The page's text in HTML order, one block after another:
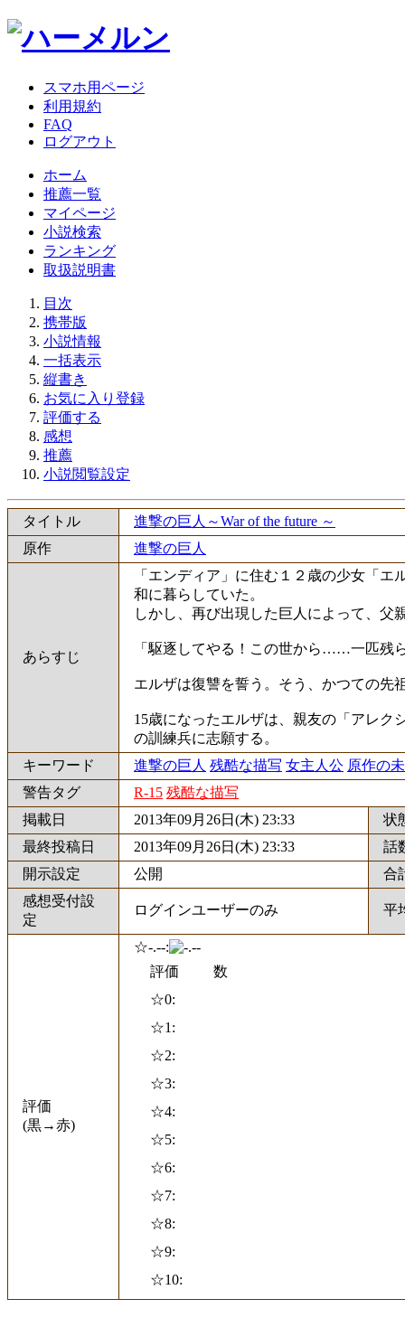
スマホ用ページ
利用規約
FAQ
ログアウト
ホーム
推薦一覧
マイページ
小説検索
ランキング
取扱説明書
目次
携帯版
小説情報
一括表示
縦書き
お気に入り登録
評価する
感想
推薦
小説閲覧設定
タイトル
進撃の巨人～War of the future ～
原作
進撃の巨人
あらすじ
「エンディア」に住む１２歳の少女「
和に暮らしていた。
しかし、再び出現した巨人によって、父
「駆逐してやる！この世から……一匹残
エルザは復讐を誓う。そう、かつての先
15歳になったエルザは、親友の「アレク
の訓練兵に志願する。
キーワード
進撃の巨人 残酷な描写 女主人公 原作の
警告タグ
R-15 残酷な描写
掲載日
2013年09月26日(木) 23:33
状
最終投稿日
2013年09月26日(木) 23:33
話
開示設定
公開
合
感想受付設
定
ログインユーザーのみ 平
評価
(黒→赤)
☆-.--:
評価
数
☆0:
☆1:
☆2:
☆3:
☆4:
☆5:
☆6:
☆7:
☆8:
☆9:
☆10: